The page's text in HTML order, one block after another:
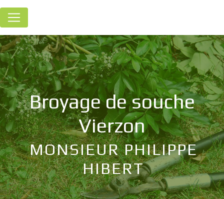
broyage de souche
Vierzon
MONSIEUR PHILIPPE
HIBERT
Panneau de gestion des cookies